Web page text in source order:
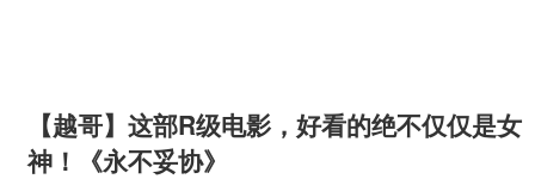
【越哥】这部R级电影，好看的绝不仅仅是女
神！《永不妥协》